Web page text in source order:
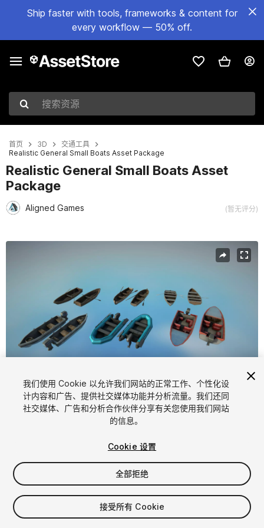
Ship faster with tools, frameworks & content for
every workflow — 50% off.
搜索资源
首页 3D
交通工具
Realistic General Small Boats Asset Package
Realistic General Small Boats Asset
Package
Aligned Games (暂无评分)
1/18
$12
增值税将在结算时计算
我们使用 Cookie 以允许我们网站的正常工作、个性化设
计内容和广告、提供社交媒体功能并分析流量。我们还同
社交媒体、广告和分析合作伙伴分享有关您使用我们网站
的信息。
Cookie 设置
全部拒绝
接受所有 Cookie